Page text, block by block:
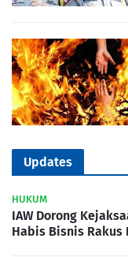
Updates
HUKUM
IAW Dorong
Habis Bisnis Rakus